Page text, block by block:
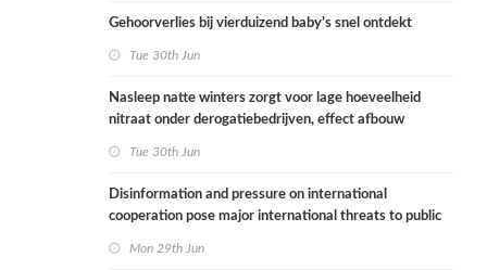
Gehoorverlies bij vierduizend baby’s snel ontdekt
Tue 30th Jun
Nasleep natte winters zorgt voor lage hoeveelheid
nitraat onder derogatiebedrijven, effect afbouw
Tue 30th Jun
Disinformation and pressure on international
cooperation pose major international threats to public
Mon 29th Jun